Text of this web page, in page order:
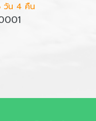
วัน 4 คืน